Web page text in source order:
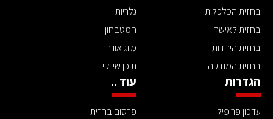
בחזית הכלכלית
בחזית לאישה
בחזית היהדות
בחזית המוזיקה
גלריות
המטבחון
מזג אוויר
תוכן שיווקי
הגדרות
עדכון פרופיל
עוד ..
פרסום בחזית